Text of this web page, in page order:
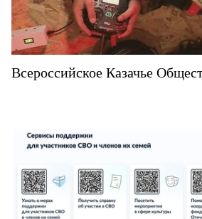
Всероссийское Казачье